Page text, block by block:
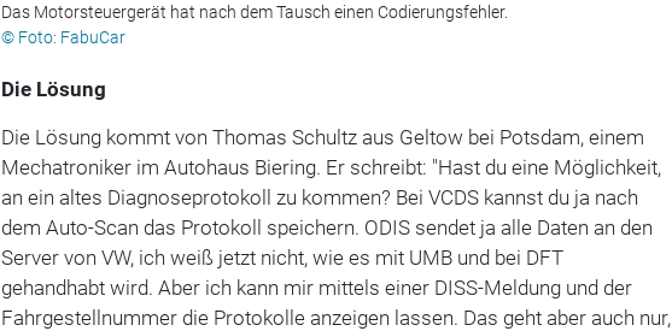
Das Motorsteuergerät hat nach dem Tausch einen Codierungsfehler.
© Foto: FabuCar
Die Lösung
Die Lösung kommt von Thomas Schultz aus Geltow bei Potsdam, einem
Mechatroniker im Autohaus Biering. Er schreibt: "Hast du eine Möglichkeit,
an ein altes Diagnoseprotokoll zu kommen? Bei VCDS kannst du ja nach
dem Auto-Scan das Protokoll speichern. ODIS sendet ja alle Daten an den
Server von VW, ich weiß jetzt nicht, wie es mit UMB und bei DFT
gehandhabt wird. Aber ich kann mir mittels einer DISS-Meldung und der
Fahrgestellnummer die Protokolle anzeigen lassen. Das geht aber auch nur,